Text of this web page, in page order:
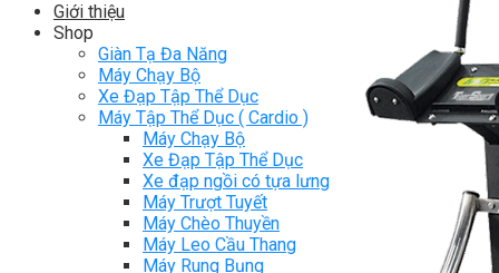
Giới thiệu
Shop
Giàn Tạ Đa Năng
Máy Chạy Bộ
Xe Đạp Tập Thể Dục
Máy Tập Thể Dục ( Cardio )
Máy Chạy Bộ
Xe Đạp Tập Thể Dục
Xe đạp ngồi có tựa lưng
Máy Trượt Tuyết
Máy Chèo Thuyền
Máy Leo Cầu Thang
Máy Rung Bụng